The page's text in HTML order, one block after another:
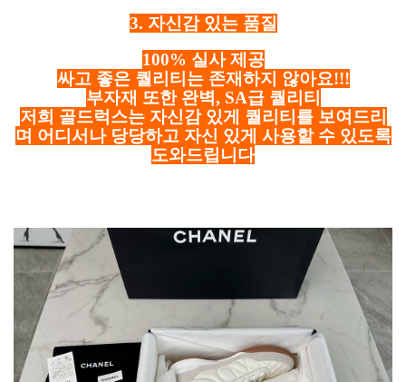
3. 자신감 있는 품질
100% 실사 제공
싸고 좋은 퀄리티는 존재하지 않아요!!!
부자재 또한 완벽, SA급 퀄리티
저희 골드럭스는 자신감 있게 퀄리티를 보여드리
며 어디서나 당당하고 자신 있게 사용할 수 있도록
도와드립니다